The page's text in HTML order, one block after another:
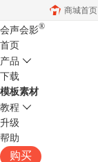
商城首页
会声会影®
首页
产品
下载
模板素材
教程
升级
帮助
购买